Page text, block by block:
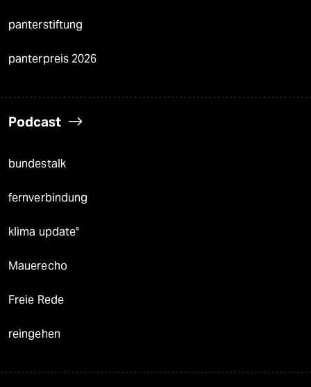
panterstiftung
panterpreis 2026
Podcast
bundestalk
fernverbindung
klima update°
Mauerecho
Freie Rede
reingehen